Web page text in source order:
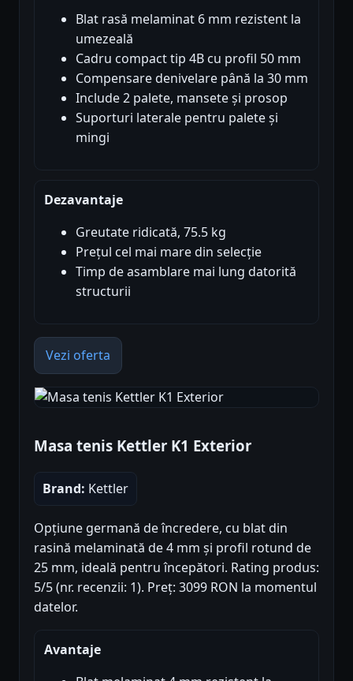
Blat rasă melaminat 6 mm rezistent la
umezeală
Cadru compact tip 4B cu profil 50 mm
Compensare denivelare până la 30 mm
Include 2 palete, mansete și prosop
Suporturi laterale pentru palete și
mingi
Dezavantaje
Greutate ridicată, 75.5 kg
Prețul cel mai mare din selecție
Timp de asamblare mai lung datorită
structurii
Vezi oferta
Masa tenis Kettler K1 Exterior
Brand: Kettler
Opțiune germană de încredere, cu blat din
rasină melaminată de 4 mm și profil rotund de
25 mm, ideală pentru începători. Rating produs:
5/5 (nr. recenzii: 1). Preț: 3099 RON la momentul
datelor.
Avantaje